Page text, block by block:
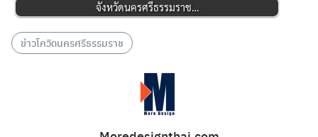
จังหวัดนครศรีธรรมราช…
ข่าวโควิดนครศรีธรรมราช